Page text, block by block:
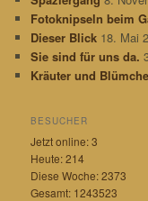
k
o
r
i
e
Fotoknipseln beim
Dieser Blick 18. Mai
Sie sind für uns da.
Kräuter und
BESUCHER
Jetzt online: 3
Heute: 214
Diese Woche: 2373
Gesamt: 1243523